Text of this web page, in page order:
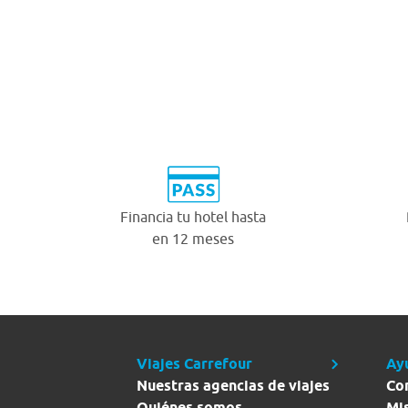
Financia tu hotel hasta
en 12 meses
Viajes Carrefour
Nuestras agencias de viajes